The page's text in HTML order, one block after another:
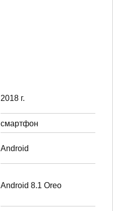
2018 г.
смартфон
Android
Android 8.1 Oreo